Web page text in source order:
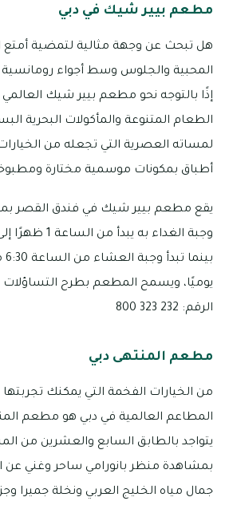
مطعم بيير شيك في دبي
هل تبحث عن وجهة مثالية لتمضية أمتع
المحبية والجلوس وسط أجواء
إذًا بالتوجه نحو مطعم بيير شيك العالمي
الطعام المتنوعة والمأكولات البحرية
لمساته العصرية التي تجعله من الخيارات
أطباق بمكونات موسمية مختارة
يقع مطعم بيير شيك في فندق القصر
يوميًا، ويسمح المطعم بطرح
الرقم: 232 323 800
مطعم المنتهى دبي
من الخيارات الفخمة التي يمكنك
المطاعم العالمية في دبي هو مطعم
يتواجد بالطابق السابع والعشرين من
بمشاهدة منظر بانورامي ساحر وغني عن
جمال مياه الخليج العربي ونخلة جميرا